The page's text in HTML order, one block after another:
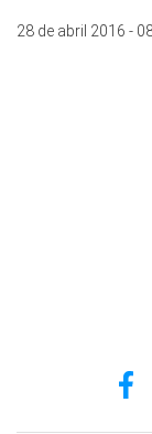
28 de abril 2016 -